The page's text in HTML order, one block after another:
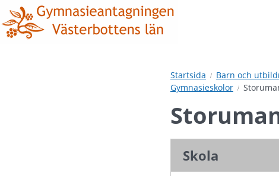
Hoppa
till
innehåll
Hoppa
till
undermeny
Startsida Barn och
Gymnasieskolor
Skola